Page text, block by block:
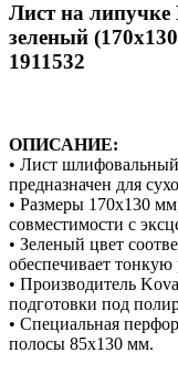
Лист на
зеленый
1911532
ОПИСАНИЕ:
• Лист
предназначен для
• Размеры 170x130
совместимости с
• Зеленый цвет
обеспечивает
• Производитель
подготовки под
• Специальная
полосы 85x130 мм.